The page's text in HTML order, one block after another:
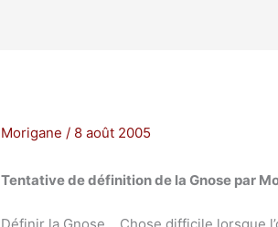
Morigane / 8 août 2005
Tentative de définition de la Gnose par